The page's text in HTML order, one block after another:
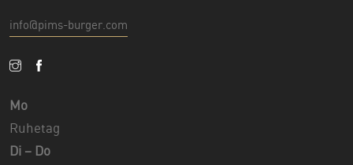
info@pims-burger.com
Mo
Ruhetag
Di – Do